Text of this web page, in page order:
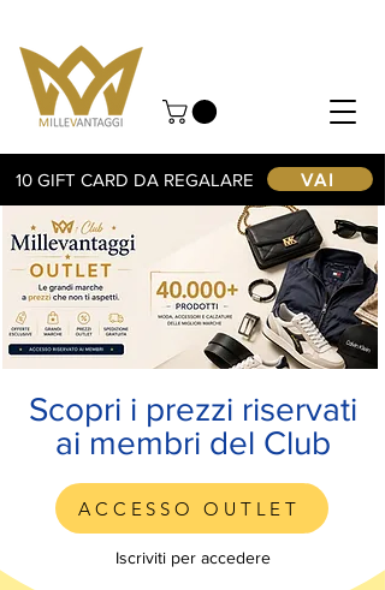
10 GIFT CARD DA REGALARE VAI
Scopri i prezzi riservati
ai membri del Club
ACCESSO OUTLET
Iscriviti per accedere